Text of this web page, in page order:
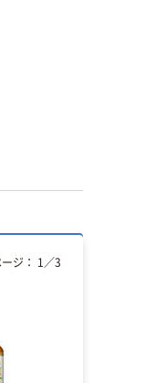
ジ： 1 ／3